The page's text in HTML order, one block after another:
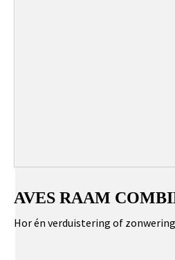
AVES RAAM
Hor én verduistering of